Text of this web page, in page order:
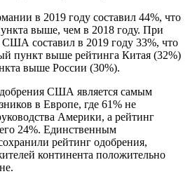
в 2019 году составил 44%, что
выше, чем в 2018 году. При
США составил в 2019 году 33%, что
пункт выше рейтинга Китая (32%)
выше России (30%).
США является самым
в Европе, где 61% не
Америки, а рейтинг
24%. Единственным
рейтинг одобрения,
континента положительно